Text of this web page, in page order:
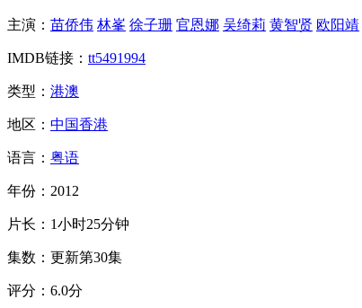
主演： 苗侨伟 林峯 徐子珊 官恩娜 吴绮莉 黄智贤 欧阳靖
IMDB链接： tt5491994
类型： 港澳
地区： 中国香港
语言： 粤语
年份： 2012
片长： 1小时25分钟
集数： 更新第30集
评分： 6.0分